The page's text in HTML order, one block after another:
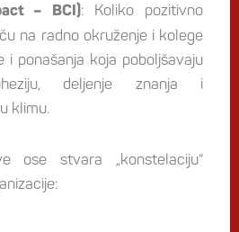
– BCI): Koliko pozitivno
na radno okruženje i kolege
i ponašanja koja poboljšavaju
deljenje znanja i
klimu.
ose stvara „konstelaciju“